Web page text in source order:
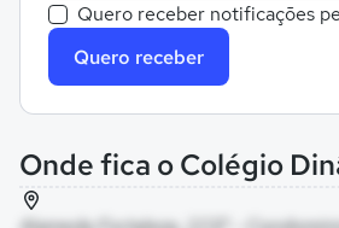
Quero receber notificações
Quero receber
Onde fica o Colégio